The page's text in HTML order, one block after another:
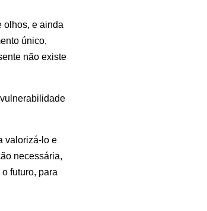
olhos, e ainda
único,
não existe
valorizá-lo e
necessária,
futuro, para